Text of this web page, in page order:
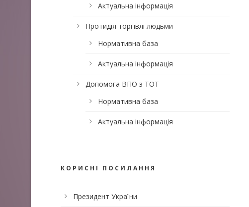
Актуальна інформація
Протидія торгівлі людьми
Нормативна база
Актуальна інформація
Допомога ВПО з ТОТ
Нормативна база
Актуальна інформація
КОРИСНІ ПОСИЛАННЯ
Президент України